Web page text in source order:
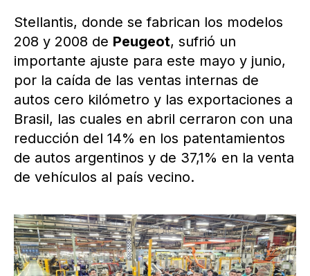
Stellantis, donde se fabrican los modelos
208 y 2008 de Peugeot, sufrió un
importante ajuste para este mayo y junio,
por la caída de las ventas internas de
autos cero kilómetro y las exportaciones a
Brasil, las cuales en abril cerraron con una
reducción del 14% en los patentamientos
de autos argentinos y de 37,1% en la venta
de vehículos al país vecino.